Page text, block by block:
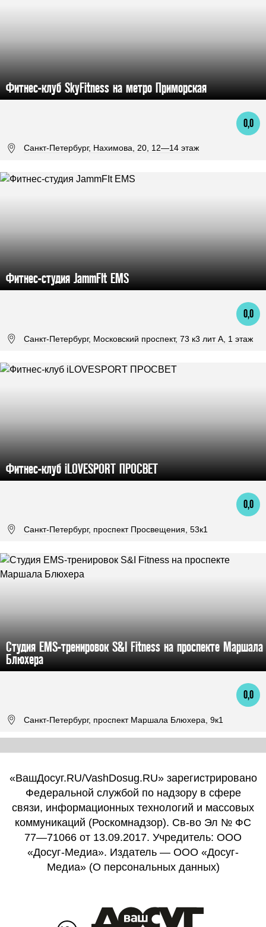
Фитнес-клуб SkyFitness на метро Приморская
0,0
Санкт-Петербург, Нахимова, 20, 12—14 этаж
Фитнес-студия JammFIt EMS
0,0
Санкт-Петербург, Московский проспект, 73 к3 лит А, 1 этаж
Фитнес-клуб iLOVESPORT ПРОСВЕТ
0,0
Санкт-Петербург, проспект Просвещения, 53к1
Студия EMS-тренировок S&I Fitness на проспекте Маршала
Блюхера
0,0
Санкт-Петербург, проспект Маршала Блюхера, 9к1
«ВашДосуг.RU/VashDosug.RU» зарегистрировано
Федеральной службой по надзору в сфере
связи, информационных технологий и массовых
коммуникаций (Роскомнадзор). Св-во Эл № ФС
77—71066 от 13.09.2017. Учредитель: ООО
«Досуг-Медиа». Издатель — ООО «Досуг-
Медиа» (О персональных данных)